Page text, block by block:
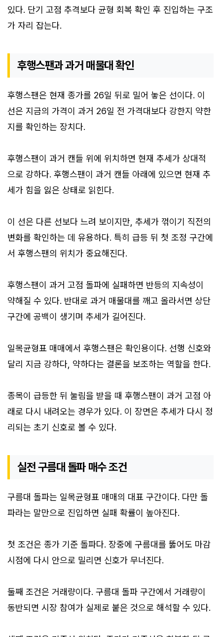
있다. 단기 고점 추격보다 균형 회복 확인 후 진입하는 구조
가 자리 잡는다.
후행스팬과 과거 매물대 확인
후행스팬은 현재 종가를 26일 뒤로 밀어 놓은 선이다. 이
선은 지금의 가격이 과거 26일 전 가격대보다 강한지 약한
지를 확인하는 장치다.
후행스팬이 과거 캔들 위에 위치하면 현재 추세가 상대적
으로 강하다. 후행스팬이 과거 캔들 아래에 있으면 현재 추
세가 힘을 잃은 상태로 읽힌다.
이 선은 다른 선보다 느려 보이지만, 추세가 꺾이기 직전의
변화를 확인하는 데 유용하다. 특히 급등 뒤 첫 조정 구간에
서 후행스팬의 위치가 중요해진다.
후행스팬이 과거 고점 돌파에 실패하면 반등의 지속성이
약해질 수 있다. 반대로 과거 매물대를 깨고 올라서면 상단
구간에 공백이 생기며 추세가 길어진다.
일목균형표 매매에서 후행스팬은 확인용이다. 선행 신호와
달리 지금 강하다, 약하다는 결론을 보조하는 역할을 한다.
종목이 급등한 뒤 눌림을 받을 때 후행스팬이 과거 고점 아
래로 다시 내려오는 경우가 있다. 이 장면은 추세가 다시 정
리되는 초기 신호로 볼 수 있다.
실전 구름대 돌파 매수 조건
구름대 돌파는 일목균형표 매매의 대표 구간이다. 다만 돌
파라는 말만으로 진입하면 실패 확률이 높아진다.
첫 조건은 종가 기준 돌파다. 장중에 구름대를 뚫어도 마감
시점에 다시 안으로 밀리면 신호가 무너진다.
둘째 조건은 거래량이다. 구름대 돌파 구간에서 거래량이
동반되면 시장 참여가 실제로 붙은 것으로 해석할 수 있다.